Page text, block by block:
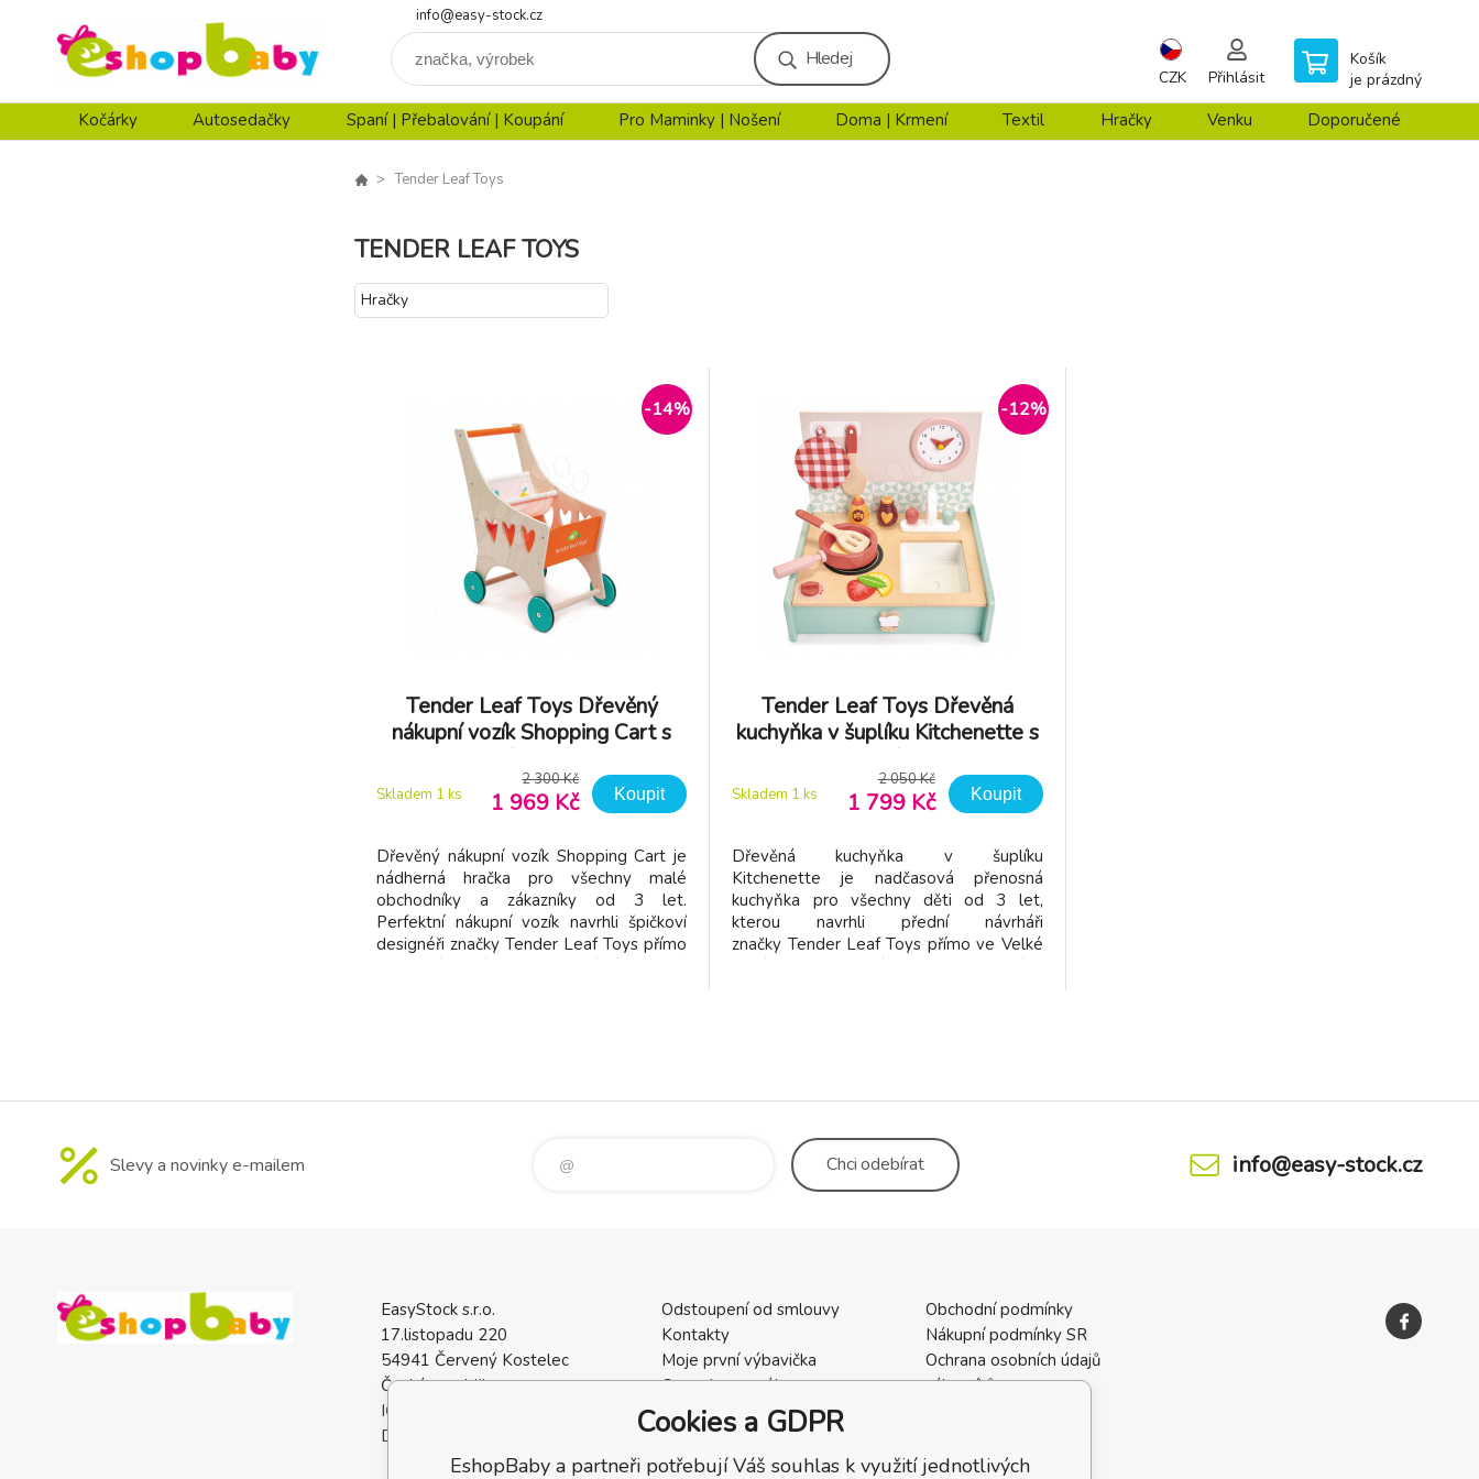
info@easy-stock.cz
Hledej
CZK Přihlásit
Košík
je prázdný
Kočárky Autosedačky Spaní | Přebalování | Koupání Pro Maminky | Nošení Doma | Krmení Textil Hračky Venku Doporučené
Tender Leaf Toys
TENDER LEAF TOYS
Hračky
-14%
Tender Leaf Toys Dřevěný
nákupní vozík Shopping Cart s
Skladem 1 ks
2 300 Kč
1 969 Kč Koupit
Dřevěný nákupní vozík Shopping Cart je
nádherná hračka pro všechny malé
obchodníky a zákazníky od 3 let.
Perfektní nákupní vozík navrhli špičkoví
designéři značky Tender Leaf Toys přímo
-12%
Tender Leaf Toys Dřevěná
kuchyňka v šuplíku Kitchenette s
potravinami
Skladem 1ks
2 050 Kč
1 799 Kč Koupit
Dřevěná kuchyňka v šuplíku
Kitchenette je nadčasová přenosná
kuchyňka pro všechny děti od 3 let,
kterou navrhli přední návrháři
značky Tender Leaf Toys přímo ve Velké
Slevy a novinky e-mailem Chciodebírat info@easy-stock.cz
EasyStock s.r.o.
17.listopadu 220
54941 Červený Kostelec
Česká republika
IČO: 07727402
DIČ: CZ07727402
Odstoupení od smlouvy
Kontakty
Moje první výbavička
Ceny dopravného
Vrácení zboží / Reklamace
Reklamace
Recenze
Obchodní podmínky
Nákupní podmínky SR
Ochrana osobních údajů
zákazníků
Cookies a GDPR
EshopBaby a partneři potřebují Váš souhlas k využití jednotlivých